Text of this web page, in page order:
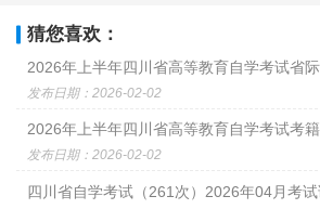
猜您喜欢：
2026年上半年四川省高等教育自学考试省
发布日期：2026-02-02
2026年上半年四川省高等教育自学考试考
发布日期：2026-02-02
四川省自学考试（261次）2026年04月考